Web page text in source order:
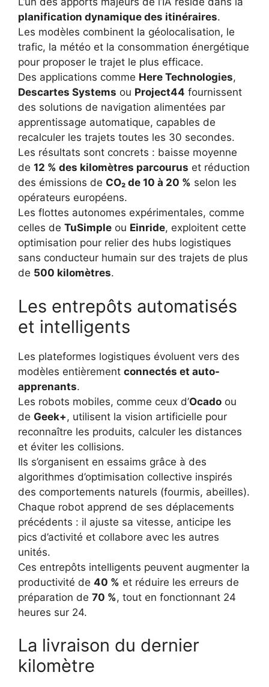
planification dynamique des itinéraires.
Les modèles combinent la géolocalisation, le
trafic, la météo et la consommation énergétique
pour proposer le trajet le plus efficace.
Des applications comme Here Technologies,
Descartes Systems ou Project44 fournissent
des solutions de navigation alimentées par
apprentissage automatique, capables de
recalculer les trajets toutes les 30 secondes.
Les résultats sont concrets : baisse moyenne
de 12 % des kilomètres parcourus et réduction
des émissions de CO₂ de 10 à 20 % selon les
opérateurs européens.
Les flottes autonomes expérimentales, comme
celles de TuSimple ou Einride, exploitent cette
optimisation pour relier des hubs logistiques
sans conducteur humain sur des trajets de plus
de 500 kilomètres.
Les entrepôts automatisés
et intelligents
Les plateformes logistiques évoluent vers des
modèles entièrement connectés et auto-
apprenants.
Les robots mobiles, comme ceux d’Ocado ou
de Geek+, utilisent la vision artificielle pour
reconnaître les produits, calculer les distances
et éviter les collisions.
Ils s’organisent en essaims grâce à des
algorithmes d’optimisation collective inspirés
des comportements naturels (fourmis, abeilles).
Chaque robot apprend de ses déplacements
précédents : il ajuste sa vitesse, anticipe les
pics d’activité et collabore avec les autres
unités.
Ces entrepôts intelligents peuvent augmenter la
productivité de 40 % et réduire les erreurs de
préparation de 70 %, tout en fonctionnant 24
heures sur 24.
La livraison du dernier
kilomètre